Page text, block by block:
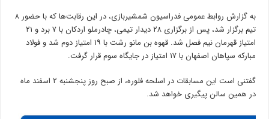
به گزارش روابط عمومی فدراسیون شمشیربازی، در این رقابت‌ها که با حضور ۸
تیم برگزار شد، پس از برگزاری ۲۸ دیدار تیمی، چادرملو اردکان با ۷ برد و ۲۱
امتیاز قهرمان نیم فصل شد. قهوه بن مانو رشت با ۱۹ امتیاز دوم شد و فولاد
مبارکه سپاهان اصفهان با ۱۷ امتیاز در جایگاه سوم قرار گرفت.
گفتنی است این مسابقات در اسلحه فلوره، از صبح روز پنجشنبه ۲ اسفند ماه
در همین سالن پیگیری خواهد شد.